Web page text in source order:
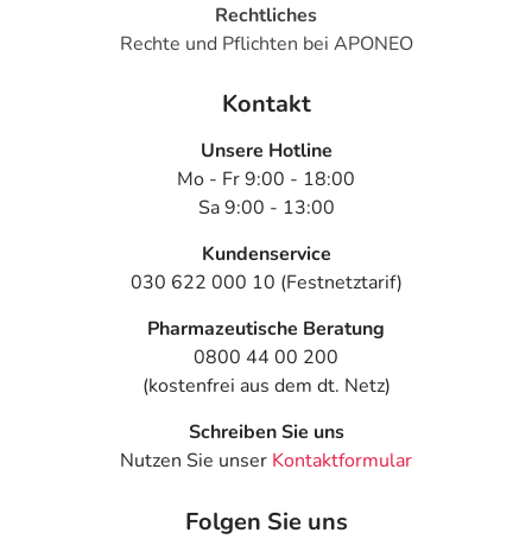
Rechtliches
Rechte und Pflichten bei APONEO
Kontakt
Unsere Hotline
Mo - Fr 9:00 - 18:00
Sa 9:00 - 13:00
Kundenservice
030 622 000 10 (Festnetztarif)
Pharmazeutische Beratung
0800 44 00 200
(kostenfrei aus dem dt. Netz)
Schreiben Sie uns
Nutzen Sie unser Kontaktformular
Folgen Sie uns